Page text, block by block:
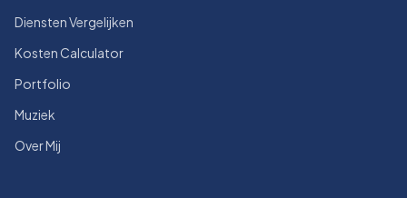
Diensten Vergelijken
Kosten Calculator
Portfolio
Muziek
Over Mij